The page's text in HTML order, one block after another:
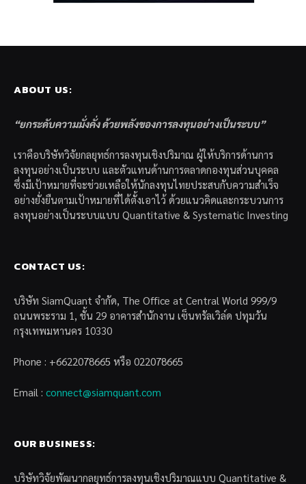
ABOUT US:
“ยกระดับความมั่งคั่ง ด้วยพลังของการลงทุนอย่างเป็นระบบ”
เราคือบริษัทวิจัยกลยุทธ์การลงทุนเชิงปริมาณ ผู้ให้บริการด้านการ
ลงทุนอย่างเป็นระบบ และตัวแทนด้านการตลาดกองทุนส่วนบุคคล
ซึ่งมีเป้าหมายที่จะช่วยเหลือให้นักลงทุนไทยประสบกับความสำเร็จ
อย่างยั่งยืนตามเป้าหมายที่ได้ตั้งเอาไว้ ด้วยแนวคิดและกระบวนการ
ลงทุนอย่างเป็นระบบแบบ Quantitative & Systematic Investing
CONTACT US:
บริษัท SiamQuant จำกัด, The Office at Central World 999/9
ถนนพระราม 1, ชั้น 29 อาคารสำนักงาน เซ็นทรัลเวิล์ด ปทุมวัน
กรุงเทพมหานคร 10330
Phone : +6622078665 หรือ 022078665
Email : connect@siamquant.com
OUR BUSINESS:
บริษัทวิจัยพัฒนากลยุทธ์การลงทุนเชิงปริมาณแบบ Quantitative &